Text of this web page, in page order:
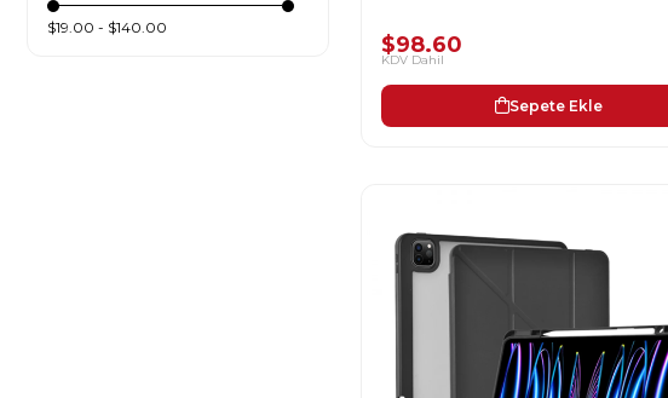
$19.00 - $140.00
$98.60
KDV Dahil
Sepete Ekle